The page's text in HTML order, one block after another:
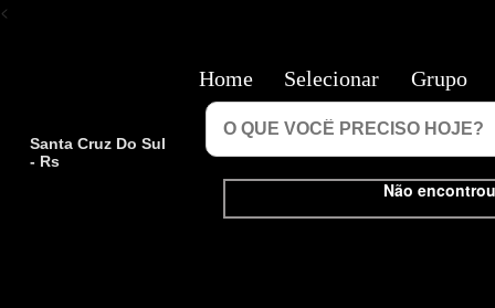
<
Santa Cruz Do Sul
- Rs
Não
Home Selecionar Grupo